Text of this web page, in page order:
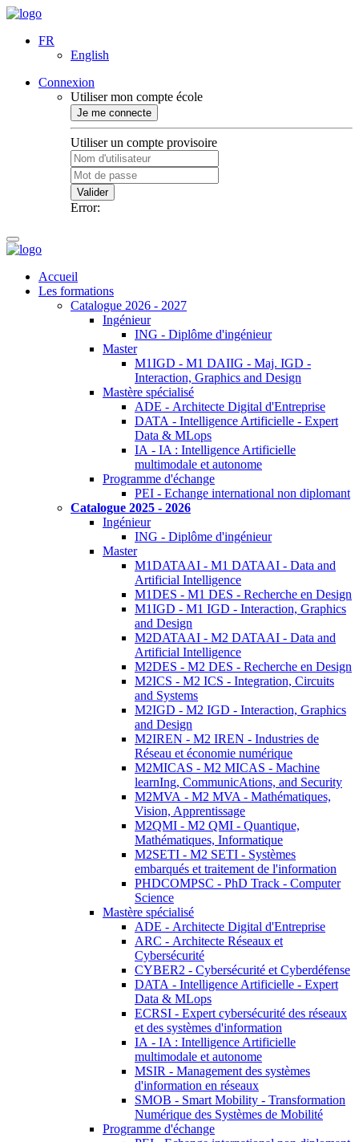
FR
English
Connexion
Utiliser mon compte école
Je me connecte
Utiliser un compte provisoire
Valider
Error:
Accueil
Les formations
Catalogue 2026 - 2027
Ingénieur
ING - Diplôme d'ingénieur
Master
M1IGD - M1 DAIIG - Maj. IGD -
Interaction, Graphics and Design
Mastère spécialisé
ADE - Architecte Digital d'Entreprise
DATA - Intelligence Artificielle - Expert
Data & MLops
IA - IA : Intelligence Artificielle
multimodale et autonome
Programme d'échange
PEI - Echange international non diplomant
Catalogue 2025 - 2026
Ingénieur
ING - Diplôme d'ingénieur
Master
M1DATAAI - M1 DATAAI - Data and
Artificial Intelligence
M1DES - M1 DES - Recherche en Design
M1IGD - M1 IGD - Interaction, Graphics
and Design
M2DATAAI - M2 DATAAI - Data and
Artificial Intelligence
M2DES - M2 DES - Recherche en Design
M2ICS - M2 ICS - Integration, Circuits
and Systems
M2IGD - M2 IGD - Interaction, Graphics
and Design
M2IREN - M2 IREN - Industries de
Réseau et économie numérique
M2MICAS - M2 MICAS - Machine
learnIng, CommunicAtions, and Security
M2MVA - M2 MVA - Mathématiques,
Vision, Apprentissage
M2QMI - M2 QMI - Quantique,
Mathématiques, Informatique
M2SETI - M2 SETI - Systèmes
embarqués et traitement de l'information
PHDCOMPSC - PhD Track - Computer
Science
Mastère spécialisé
ADE - Architecte Digital d'Entreprise
ARC - Architecte Réseaux et
Cybersécurité
CYBER2 - Cybersécurité et Cyberdéfense
DATA - Intelligence Artificielle - Expert
Data & MLops
ECRSI - Expert cybersécurité des réseaux
et des systèmes d'information
IA - IA : Intelligence Artificielle
multimodale et autonome
MSIR - Management des systèmes
d'information en réseaux
SMOB - Smart Mobility - Transformation
Numérique des Systèmes de Mobilité
Programme d'échange